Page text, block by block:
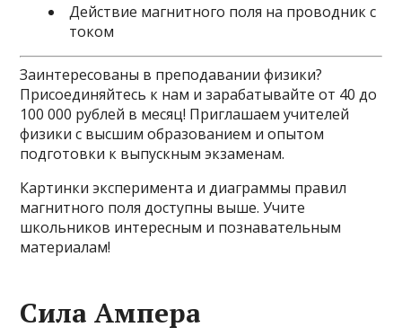
Действие магнитного поля на проводник с
током
Заинтересованы в преподавании физики?
Присоединяйтесь к нам и зарабатывайте от 40 до
100 000 рублей в месяц! Приглашаем учителей
физики с высшим образованием и опытом
подготовки к выпускным экзаменам.
Картинки эксперимента и диаграммы правил
магнитного поля доступны выше. Учите
школьников интересным и познавательным
материалам!
Сила Ампера